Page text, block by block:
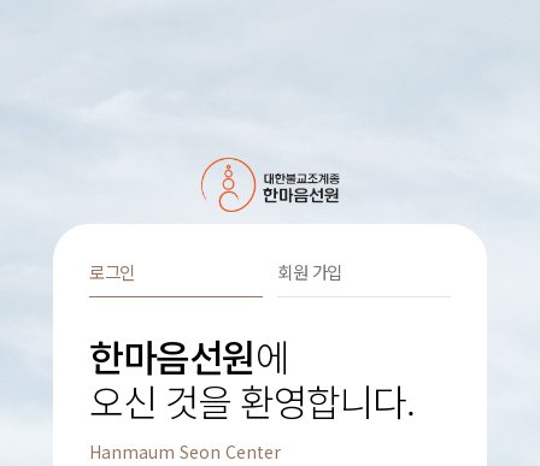
로그인 회원 가입
한마음선원에
오신 것을 환영합니다.
Hanmaum Seon Center